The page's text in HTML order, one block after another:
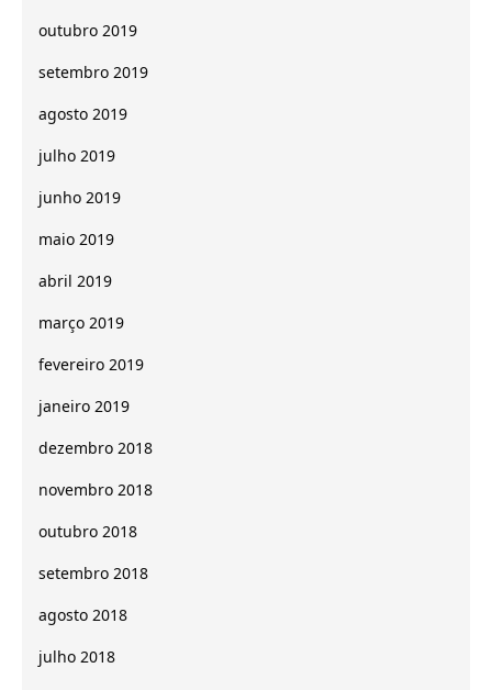
outubro 2019
setembro 2019
agosto 2019
julho 2019
junho 2019
maio 2019
abril 2019
março 2019
fevereiro 2019
janeiro 2019
dezembro 2018
novembro 2018
outubro 2018
setembro 2018
agosto 2018
julho 2018